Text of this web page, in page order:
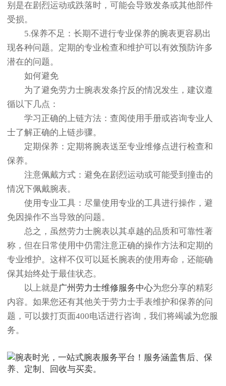
别是在剧烈运动或跌落时，可能会导致发条或其他部件
受损。
5.保养不足：长期不进行专业保养的腕表更容易出
现各种问题。定期的专业检查和维护可以有效预防许多
潜在的问题。
如何避免
为了避免劳力士腕表发条拧反的情况发生，建议遵
循以下几点：
学习正确的上链方法：查阅使用手册或咨询专业人
士了解正确的上链步骤。
定期保养：定期将腕表送至专业维修点进行检查和
保养。
注意佩戴方式：避免在剧烈运动或可能受到撞击的
情况下佩戴腕表。
使用专业工具：尽量使用专业的工具进行操作，避
免因操作不当导致的问题。
总之，虽然劳力士腕表以其卓越的品质和可靠性著
称，但在日常使用中仍需注意正确的操作方法和定期的
专业维护。这样不仅可以延长腕表的使用寿命，还能确
保其始终处于最佳状态。
以上就是广州劳力士维修服务中心为您分享的精彩
内容。如果您还有其他关于劳力士手表维护和保养的问
题，可以拨打页面400电话进行咨询，我们将竭诚为您服
务。